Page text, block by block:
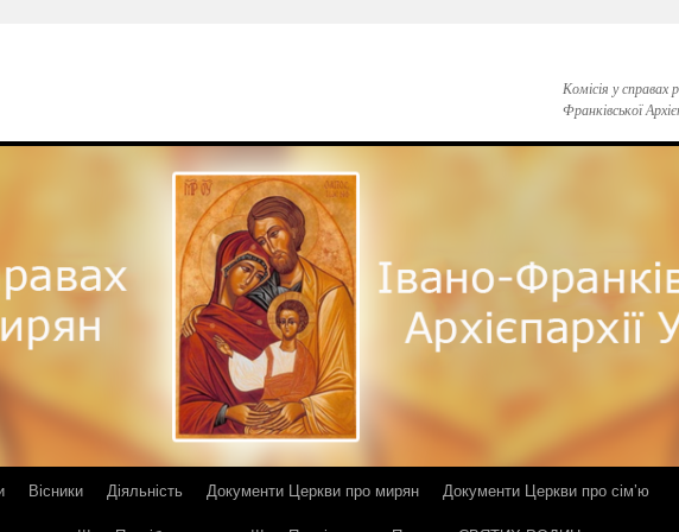
Комісія у справах
Франківської
Вісники Діяльність Документи Церкви про мирян
Документи Церкви про сім’ю